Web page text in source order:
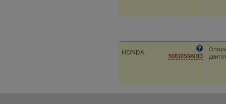
HONDA 50810S9A013